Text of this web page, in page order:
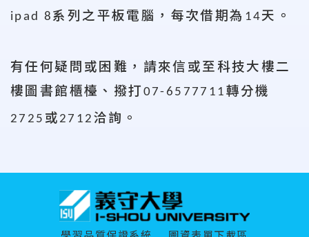
ipad 8 系列之平板電腦，每次借期為 14天。
有任何疑問或困難，請來信或至科技大樓二
樓圖書館櫃檯、撥打 07-6577711 轉分機
2725 或2712 洽詢。